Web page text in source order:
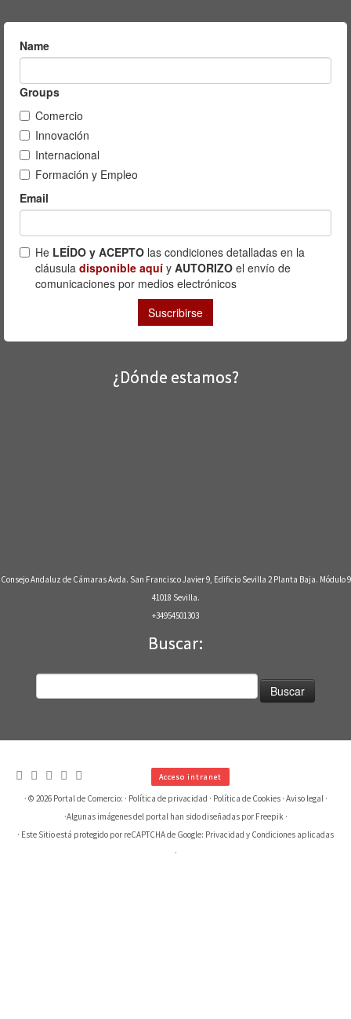
¿Dónde estamos?
Consejo Andaluz de Cámaras Avda. San Francisco Javier 9, Edificio Sevilla 2 Planta Baja. Módulo 9
41018 Sevilla.
+34954501303
Buscar:
Acceso intranet
· © 2026 Portal de Comercio: · Política de privacidad · Política de Cookies· Aviso legal·
·Algunas imágenes del portal han sido diseñadas por Freepik·
· Este Sitio está protegido por reCAPTCHA de Google: Privacidad y Condiciones aplicadas
·